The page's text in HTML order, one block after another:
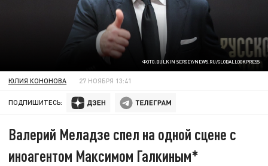
ФОТО:BULKIN SERGEY/NEWS.RU/GLOBALLOOKPRESS
ЮЛИЯ КОНОНОВА 27 НОЯБРЯ 13:41
ПОДПИШИТЕСЬ:
Валерий Меладзе спел на одной сцене с
иноагентом Максимом Галкиным*